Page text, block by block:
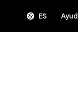
ES